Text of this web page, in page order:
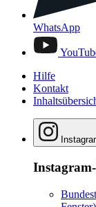
WhatsApp
Hilfe
Kontakt